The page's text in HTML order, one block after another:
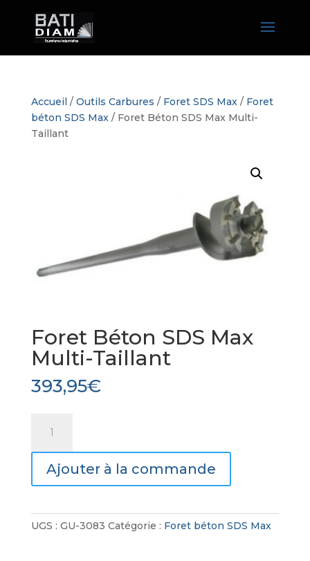
Accueil / Outils Carbures / Foret SDS Max/ Foret
béton SDS Max/ Foret Béton SDS Max Multi-
Taillant
Foret Béton SDS Max
Multi-Taillant
393,95€
Foret
Béton
SDS
Multi-
Taillant
Ajouter à la commande
UGS : GU-3083 Catégorie : Foret béton SDS Max